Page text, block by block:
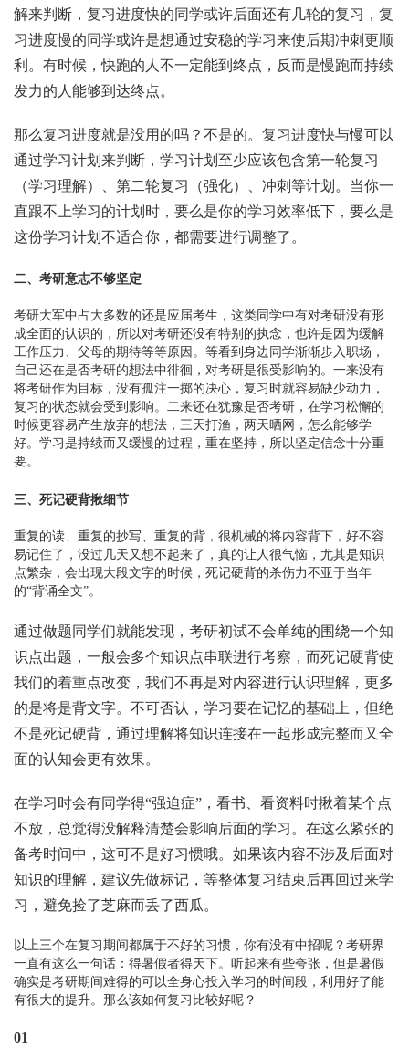
解来判断，复习进度快的同学或许后面还有几轮的复习，复
习进度慢的同学或许是想通过安稳的学习来使后期冲刺更顺
利。有时候，快跑的人不一定能到终点，反而是慢跑而持续
发力的人能够到达终点。
那么复习进度就是没用的吗？不是的。复习进度快与慢可以
通过学习计划来判断，学习计划至少应该包含第一轮复习
（学习理解）、第二轮复习（强化）、冲刺等计划。当你一
直跟不上学习的计划时，要么是你的学习效率低下，要么是
这份学习计划不适合你，都需要进行调整了。
二、考研意志不够坚定
考研大军中占大多数的还是应届考生，这类同学中有对考研没有形
成全面的认识的，所以对考研还没有特别的执念，也许是因为缓解
工作压力、父母的期待等等原因。等看到身边同学渐渐步入职场，
自己还在是否考研的想法中徘徊，对考研是很受影响的。一来没有
将考研作为目标，没有孤注一掷的决心，复习时就容易缺少动力，
复习的状态就会受到影响。二来还在犹豫是否考研，在学习松懈的
时候更容易产生放弃的想法，三天打渔，两天晒网，怎么能够学
好。学习是持续而又缓慢的过程，重在坚持，所以坚定信念十分重
要。
三、死记硬背揪细节
重复的读、重复的抄写、重复的背，很机械的将内容背下，好不容
易记住了，没过几天又想不起来了，真的让人很气恼，尤其是知识
点繁杂，会出现大段文字的时候，死记硬背的杀伤力不亚于当年
的“背诵全文”。
通过做题同学们就能发现，考研初试不会单纯的围绕一个知
识点出题，一般会多个知识点串联进行考察，而死记硬背使
我们的着重点改变，我们不再是对内容进行认识理解，更多
的是将是背文字。不可否认，学习要在记忆的基础上，但绝
不是死记硬背，通过理解将知识连接在一起形成完整而又全
面的认知会更有效果。
在学习时会有同学得“强迫症”，看书、看资料时揪着某个点
不放，总觉得没解释清楚会影响后面的学习。在这么紧张的
备考时间中，这可不是好习惯哦。如果该内容不涉及后面对
知识的理解，建议先做标记，等整体复习结束后再回过来学
习，避免捡了芝麻而丢了西瓜。
以上三个在复习期间都属于不好的习惯，你有没有中招呢？考研界
一直有这么一句话：得暑假者得天下。听起来有些夸张，但是暑假
确实是考研期间难得的可以全身心投入学习的时间段，利用好了能
有很大的提升。那么该如何复习比较好呢？
01